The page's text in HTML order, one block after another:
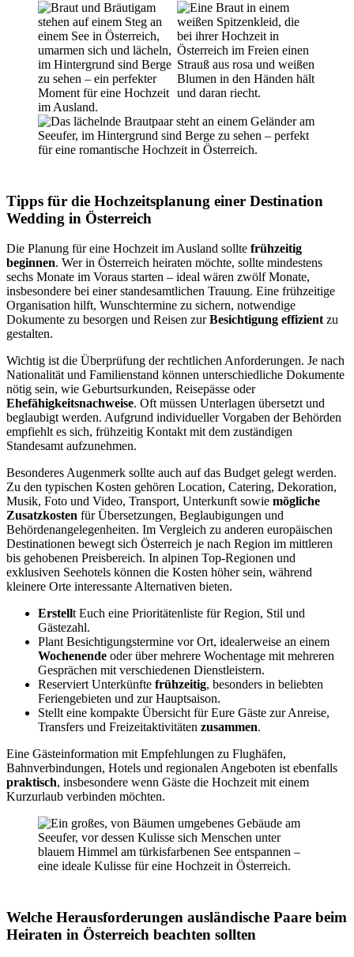
Tipps für die Hochzeitsplanung einer Destination
Wedding in Österreich
Die Planung für eine Hochzeit im Ausland sollte frühzeitig
beginnen. Wer in Österreich heiraten möchte, sollte mindestens
sechs Monate im Voraus starten – ideal wären zwölf Monate,
insbesondere bei einer standesamtlichen Trauung. Eine frühzeitige
Organisation hilft, Wunschtermine zu sichern, notwendige
Dokumente zu besorgen und Reisen zurBesichtigung effizient zu
gestalten.
Wichtig ist die Überprüfung der rechtlichen Anforderungen. Je nach
Nationalität und Familienstand können unterschiedliche Dokumente
nötig sein, wie Geburtsurkunden, Reisepässe oder
Ehefähigkeitsnachweise. Oft müssen Unterlagen übersetzt und
beglaubigt werden. Aufgrund individueller Vorgaben der Behörden
empfiehlt es sich, frühzeitig Kontakt mit dem zuständigen
Standesamt aufzunehmen.
Besonderes Augenmerk sollte auch auf das Budget gelegt werden.
Zu den typischen Kosten gehören Location, Catering, Dekoration,
Musik, Foto und Video, Transport, Unterkunft sowie mögliche
Zusatzkosten für Übersetzungen, Beglaubigungen und
Behördenangelegenheiten. Im Vergleich zu anderen europäischen
Destinationen bewegt sich Österreich je nach Region im mittleren
bis gehobenen Preisbereich. In alpinen Top-Regionen und
exklusiven Seehotels können die Kosten höher sein, während
kleinere Orte interessante Alternativen bieten.
Erstellt Euch eine Prioritätenliste für Region, Stil und
Gästezahl.
Plant Besichtigungstermine vor Ort, idealerweise an einem
Wochenende oder über mehrere Wochentage mit mehreren
Gesprächen mit verschiedenen Dienstleistern.
Reserviert Unterkünfte frühzeitig, besonders in beliebten
Feriengebieten und zur Hauptsaison.
Stellt eine kompakte Übersicht für Eure Gäste zur Anreise,
Transfers und Freizeitaktivitäten zusammen.
Eine Gästeinformation mit Empfehlungen zu Flughäfen,
Bahnverbindungen, Hotels und regionalen Angeboten ist ebenfalls
praktisch, insbesondere wenn Gäste die Hochzeit mit einem
Kurzurlaub verbinden möchten.
Welche Herausforderungen ausländische Paare beim
Heiraten in Österreich beachten sollten